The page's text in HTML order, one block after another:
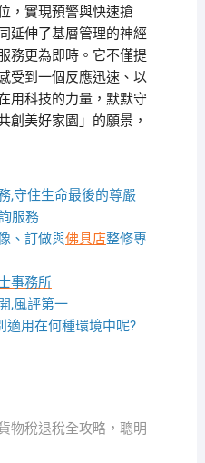
，實現預警與快速搶
延伸了基層管理的神經
務更為即時。它不僅提
受到一個反應迅速、以
用科技的力量，默默守
創美好家園」的願景，
,守住生命最後的尊嚴
服務
、訂做與佛具店整修專
事務所
,風評第一
適用在何種環境中呢?
物稅退稅全攻略，聰明